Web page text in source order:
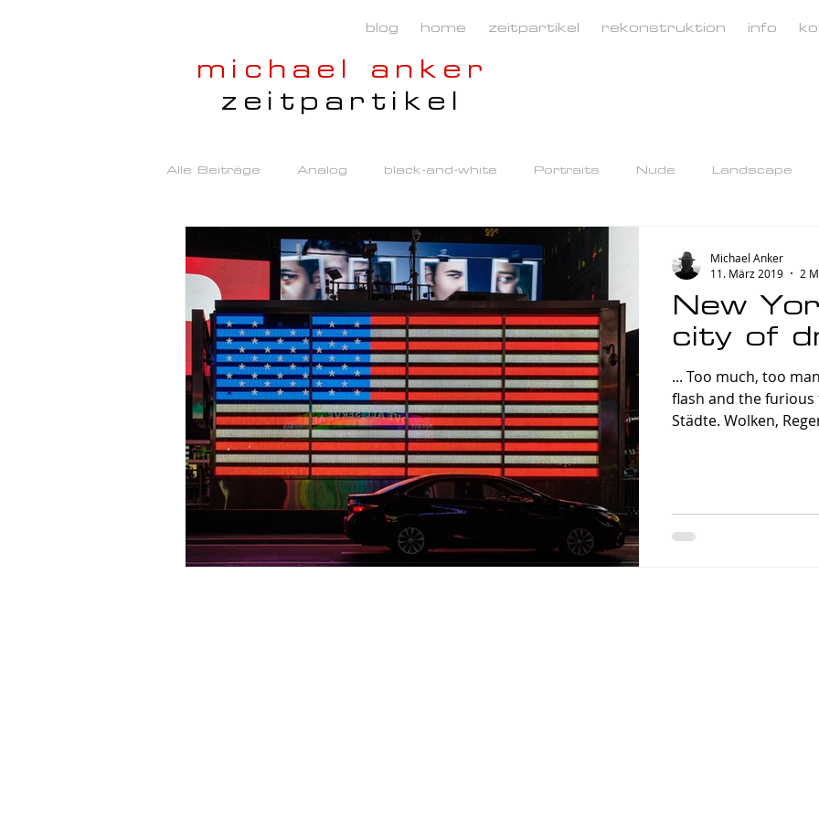
blog home zeitpartikel rekonstruktion info
michael anker
zeitpartikel
Alle Beiträge Analog black-and-white Portraits Nude Landscape
New
city of
... Too much, too
flash and the furious five, 1983).
Städte. Wolken,
Michael Anker
11. März 2019
2